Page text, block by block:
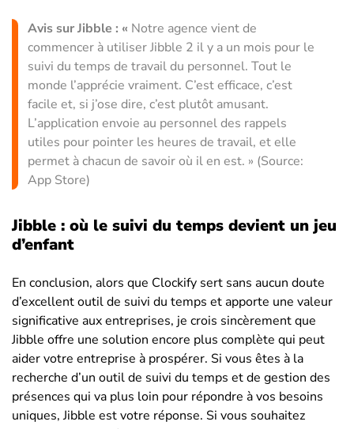
Avis sur Jibble : « Notre agence vient de
commencer à utiliser Jibble 2 il y a un mois pour le
suivi du temps de travail du personnel. Tout le
monde l’apprécie vraiment. C’est efficace, c’est
facile et, si j’ose dire, c’est plutôt amusant.
L’application envoie au personnel des rappels
utiles pour pointer les heures de travail, et elle
permet à chacun de savoir où il en est. » (Source:
App Store)
Jibble : où le suivi du temps devient un jeu
d’enfant
En conclusion, alors que Clockify sert sans aucun doute
d’excellent outil de suivi du temps et apporte une valeur
significative aux entreprises, je crois sincèrement que
Jibble offre une solution encore plus complète qui peut
aider votre entreprise à prospérer. Si vous êtes à la
recherche d’un outil de suivi du temps et de gestion des
présences qui va plus loin pour répondre à vos besoins
uniques, Jibble est votre réponse. Si vous souhaitez